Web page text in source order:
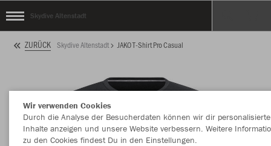
Skydive Altenstadt
ZURÜCK Skydive Altenstadt JAKO T-Shirt Pro Casual
Wir verwenden Cookies
Durch die Analyse der Besucherdaten können wir dir personalisierte
Inhalte anzeigen und unsere Website verbessern. Weitere
zu den Cookies findest Du in den Einstellungen.